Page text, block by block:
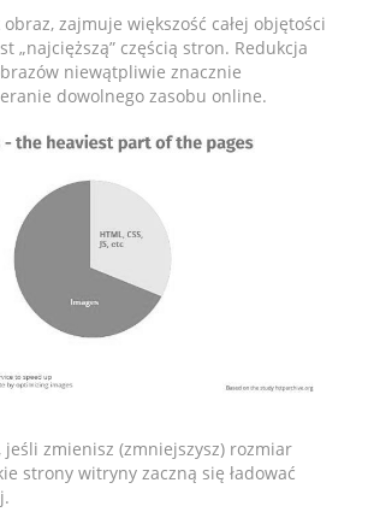
zajmuje większość całej objętości
„najcięższą” częścią stron. Redukcja
niewątpliwie znacznie
dowolnego zasobu online.
jeśli zmienisz (zmniejszysz) rozmiar
strony witryny zaczną się ładować